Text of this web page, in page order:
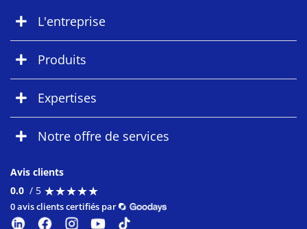
L'entreprise
Produits
Expertises
Notre offre de services
Avis clients
0.0 / 5 ★★★★★
★★★★★
0 avis clients certifiés par